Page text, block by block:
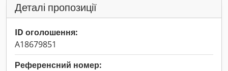
Деталі пропозиції
ID оголошення:
A18679851
Референсний номер: